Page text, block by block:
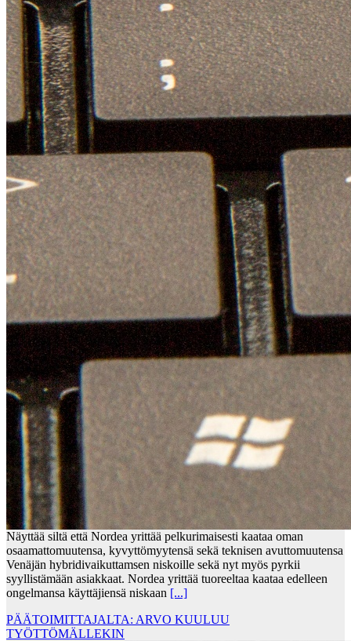
Näyttää siltä että Nordea yrittää pelkurimaisesti kaataa oman
osaamattomuutensa, kyvyttömyytensä sekä teknisen avuttomuutensa
Venäjän hybridivaikuttamsen niskoille sekä nyt myös pyrkii
syyllistämään asiakkaat. Nordea yrittää tuoreeltaa kaataa edelleen
ongelmansa käyttäjiensä niskaan [...]
PÄÄTOIMITTAJALTA: ARVO KUULUU
TYÖTTÖMÄLLEKIN